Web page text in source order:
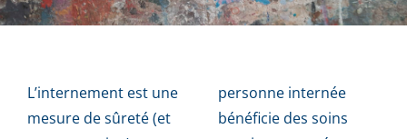
L’internement est une
mesure de sûreté (et
personne internée
bénéficie des soins